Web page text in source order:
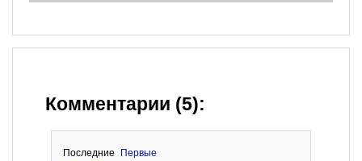
Комментарии (5):
Последние
Первые